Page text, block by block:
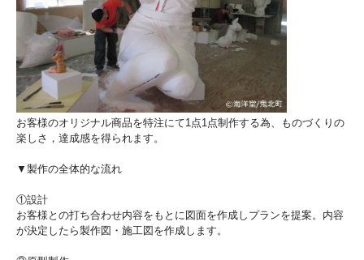
お客様のオリジナル商品を特注にて1点1点制作する為、ものづくりの
楽しさ，達成感を得られます。
▼製作の全体的な流れ
①設計
お客様との打ち合わせ内容をもとに図面を作成しプランを提案。内容
が決定したら製作図・施工図を作成します。